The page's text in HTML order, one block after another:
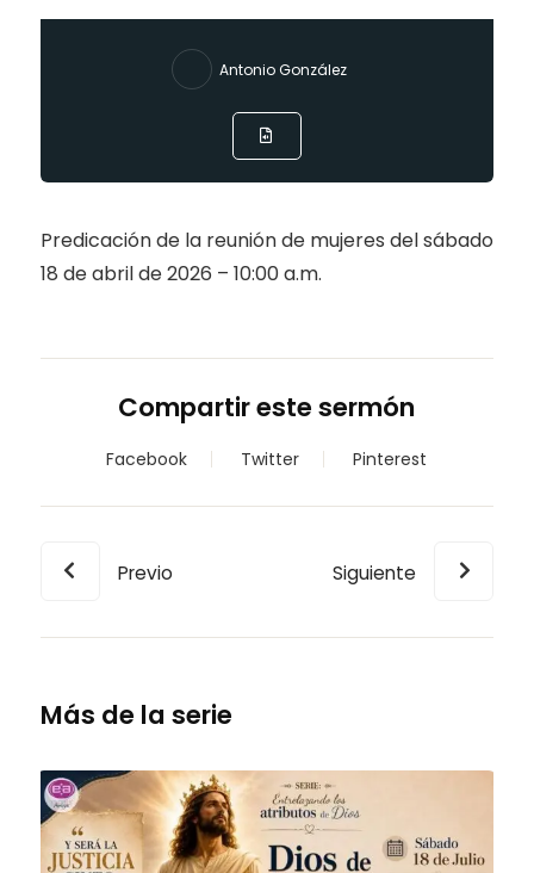
Antonio González
Predicación de la reunión de mujeres del sábado
18 de abril de 2026 – 10:00 a.m.
Compartir este sermón
Facebook Twitter Pinterest
Previo Siguiente
Más de la serie